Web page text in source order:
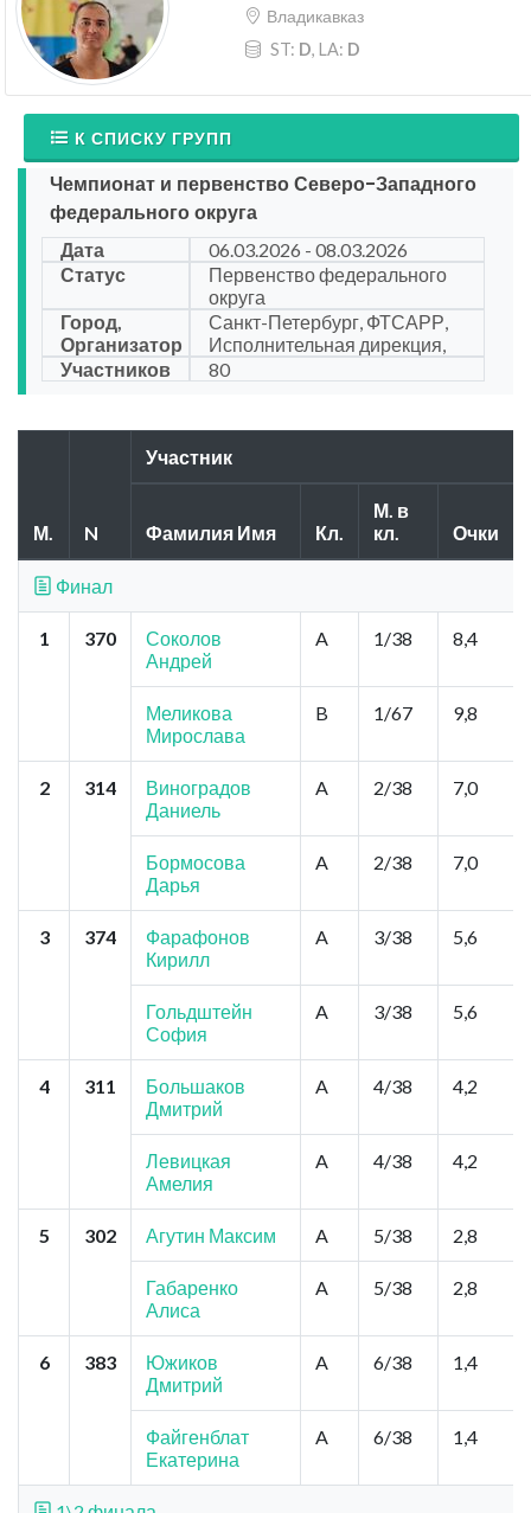
Владикавказ
ST: D, LA: D
К СПИСКУ ГРУПП
Чемпионат и первенство Северо-Западного
федерального округа
Дата
06.03.2026 - 08.03.2026
Статус
Первенство федерального
округа
Город,
Организатор
Санкт-Петербург, ФТСАРР,
Исполнительная дирекция,
Участников
80
М. N
Участник
Фамилия Имя Кл.
М. в
кл.
Очки
Финал
1 370
Соколов
Андрей
A 1/38 8,4
Меликова
Мирослава
B 1/67 9,8
2 314
Виноградов
Даниель
A 2/38 7,0
Бормосова
Дарья
A 2/38 7,0
3 374
Фарафонов
Кирилл
A 3/38 5,6
Гольдштейн
София
A 3/38 5,6
4 311
Большаков
Дмитрий
A 4/38 4,2
Левицкая
Амелия
A 4/38 4,2
5 302 Агутин Максим A 5/38 2,8
Габаренко
Алиса
A 5/38 2,8
6 383
Южиков
Дмитрий
A 6/38 1,4
Файгенблат
Екатерина
A 6/38 1,4